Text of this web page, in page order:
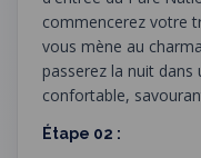
commencerez votre
vous mène au
passerez la nuit
confortable,
Étape 02 :